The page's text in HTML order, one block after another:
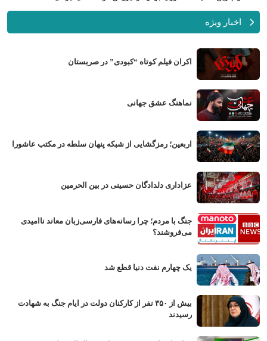
اخبار ویژه
اکران فیلم کوتاه “کبودی” در صربستان
نماهنگ عشق جهانی
اربعین؛ رمزگشایی از شبکه پنهان سلطه در مکتب عاشورا
عزاداری دلدادگان حسینی در بین الحرمین
جنگ با مردم؛ چرا رسانه‌های فارسی‌زبان معاند ناامیدی
می‌فروشند؟
یک چهارم نفت دنیا قطع شد
بیش از ۳۵۰ نفر از کارکنان دولت در ایام جنگ به شهادت
رسیدند